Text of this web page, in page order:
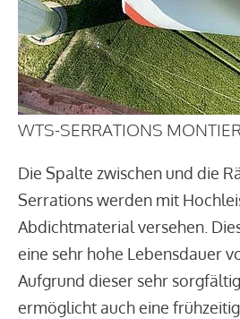
WTS-SERRATIONS
Die Spalte zwischen und die
Serrations werden mit
Abdichtmaterial versehen.
eine sehr hohe Lebensdauer
Aufgrund dieser sehr
ermöglicht auch eine